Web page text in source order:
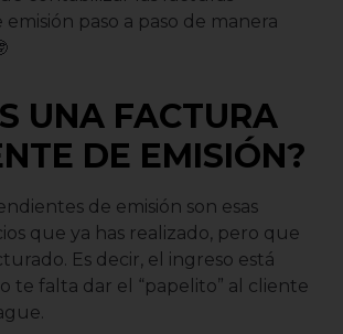
paso a paso de manera
UNA FACTURA
DE EMISIÓN?
de emisión son esas
que ya has realizado, pero que
Es decir, el ingreso está
te falta dar el “papelito” al cliente